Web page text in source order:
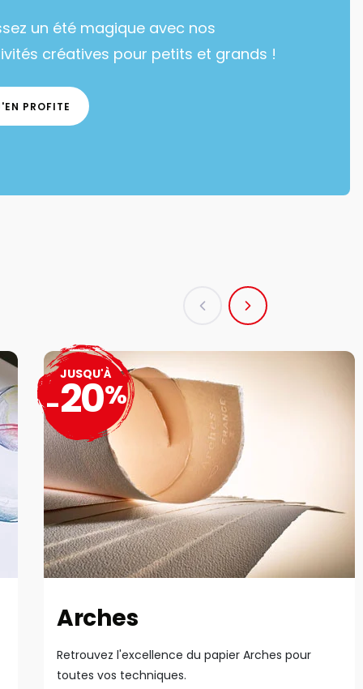
un été magique avec nos
créatives pour petits et grands !
PROFITE
Arches
Retrouvez l'excellence du papier Arches pour
toutes vos techniques.
JUSQU'À
-20%